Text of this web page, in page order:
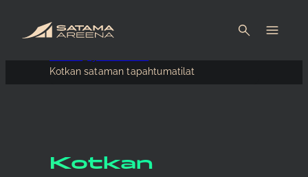
Kotkan sataman tapahtumatilat
Kotkan